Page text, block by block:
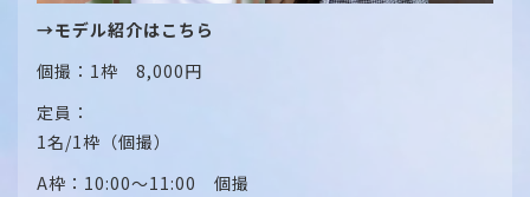
→モデル紹介はこちら
個撮：1枠 8,000円
定員：
1名/1枠（個撮）
A枠：10:00～11:00 個撮